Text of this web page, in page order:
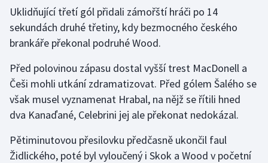
Rychlostní kanoistika
Short track
Sportovní střelba
Stolní tenis
Triatlon
Veslování
Uklidňující třetí gól přidali zámořští hráči po 14
sekundách druhé třetiny, kdy bezmocného českého
brankáře překonal podruhé Wood.
Před polovinou zápasu dostal vyšší trest MacDonell a
Češi mohli utkání zdramatizovat. Před gólem Šalého se
však musel vyznamenat Hrabal, na nějž se řítili hned
dva Kanaďané, Celebrini jej ale překonat nedokázal.
Pětiminutovou přesilovku předčasně ukončil faul
Židlického, poté byl vyloučený i Skok a Wood v početní